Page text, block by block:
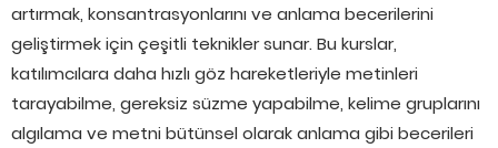
artırmak, konsantrasyonlarını ve anlama becerilerini
geliştirmek için çeşitli teknikler sunar. Bu kurslar,
katılımcılara daha hızlı göz hareketleriyle metinleri
tarayabilme, gereksiz süzme yapabilme, kelime gruplarını
algılama ve metni bütünsel olarak anlama gibi becerileri